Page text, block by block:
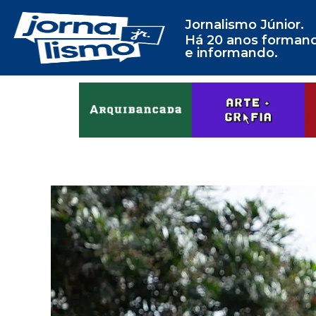
Jornalismo Júnior.
Há 20 anos
e informando.